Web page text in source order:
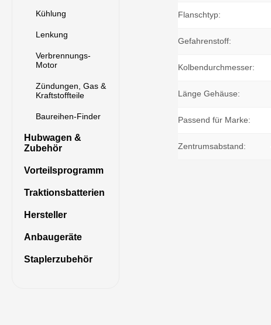
Kühlung
Lenkung
Verbrennungs-
Motor
Zündungen, Gas &
Kraftstoffteile
Baureihen-Finder
Hubwagen &
Zubehör
Vorteilsprogramm
Traktionsbatterien
Hersteller
Anbaugeräte
Staplerzubehör
Flanschtyp:
Gefahrenstoff:
Kolbendurchmesser:
Länge Gehäuse:
Passend für Marke:
Zentrumsabstand: